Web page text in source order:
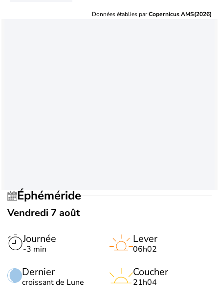
Données établies parCopernicus AMS(2026)
Éphéméride
Vendredi 7 août
Journée
-3 min
Dernier
croissant de Lune
Lever
06h02
Coucher
21h04